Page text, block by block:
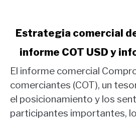
link
Estrategia
comercial
del
informe
COT:
informe
Estrategia comercial
informe COT USD y
El informe comercial
comerciantes (COT), un
el posicionamiento y los
participantes importantes,